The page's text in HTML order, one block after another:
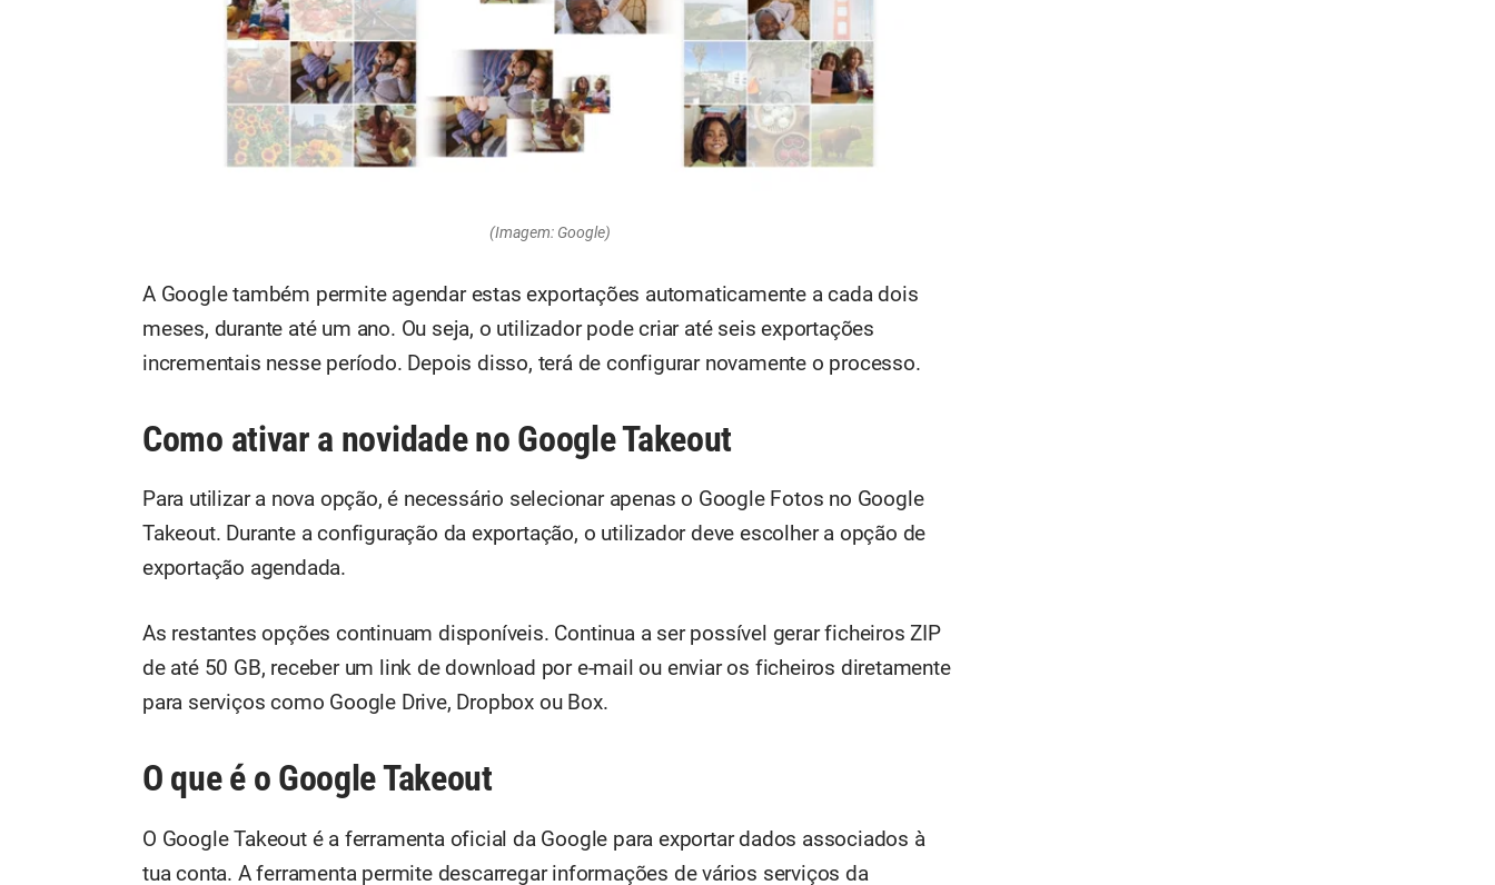
(Imagem: Google)
A Google também permite agendar estas exportações automaticamente a cada dois
meses, durante até um ano. Ou seja, o utilizador pode criar até seis exportações
incrementais nesse período. Depois disso, terá de configurar novamente o processo.
Como ativar a novidade no Google Takeout
Para utilizar a nova opção, é necessário selecionar apenas o Google Fotos no Google
Takeout. Durante a configuração da exportação, o utilizador deve escolher a opção de
exportação agendada.
As restantes opções continuam disponíveis. Continua a ser possível gerar ficheiros ZIP
de até 50 GB, receber um link de download por e-mail ou enviar os ficheiros diretamente
para serviços como Google Drive, Dropbox ou Box.
O que é o Google Takeout
O Google Takeout é a ferramenta oficial da Google para exportar dados associados à
tua conta. A ferramenta permite descarregar informações de vários serviços da